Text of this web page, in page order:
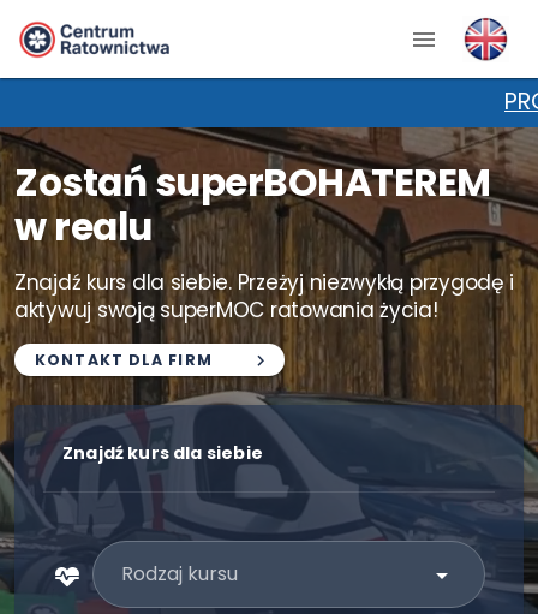
PROMOCJA
Zostań superBOHATEREM
w realu
Znajdź kurs dla siebie. Przeżyj niezwykłą przygodę i
aktywuj swoją superMOC ratowania życia!
KONTAKT DLA FIRM
Znajdź kurs dla siebie
Rodzaj kursu